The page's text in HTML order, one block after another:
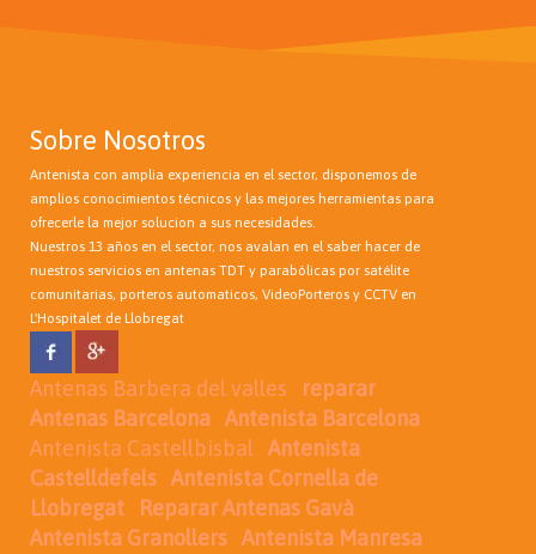
Sobre Nosotros
Antenista con amplia experiencia en el sector, disponemos de
amplios conocimientos técnicos y las mejores herramientas para
ofrecerle la mejor solucion a sus necesidades.
Nuestros 13 años en el sector, nos avalan en el saber hacer de
nuestros servicios en antenas TDT y parabólicas por satélite
comunitarias, porteros automaticos, VideoPorteros y CCTV en
L'Hospitalet de Llobregat
Antenas Barbera del valles
reparar
Antenas Barcelona Antenista Barcelona
Antenista Castellbisbal
Antenista
Castelldefels Antenista Cornella de
Llobregat
Reparar Antenas Gavà
Antenista Granollers Antenista Manresa